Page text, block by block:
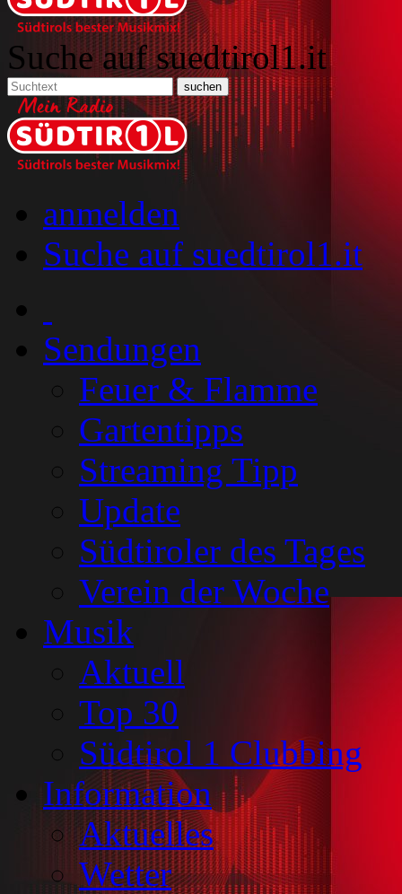
Suche auf suedtirol1.it
anmelden
Suche auf suedtirol1.it
Sendungen
Feuer & Flamme
Gartentipps
Streaming Tipp
Update
Südtiroler des Tages
Verein der Woche
Musik
Aktuell
Top 30
Südtirol 1 Clubbing
Information
Aktuelles
Wetter